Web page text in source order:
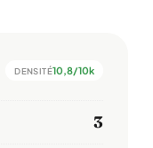
DENSITÉ10,8/10k
3